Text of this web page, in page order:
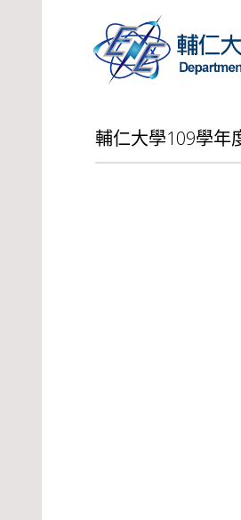
輔仁大學109學年